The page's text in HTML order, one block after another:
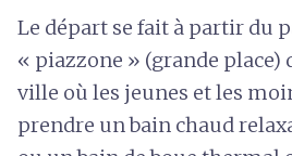
Le départ se fait à partir du
« piazzone » (grande place)
ville où les jeunes et les
prendre un bain chaud